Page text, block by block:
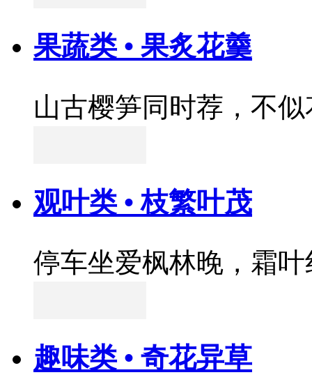
果蔬类 • 果炙花羹
山古樱笋同时荐，不
观叶类 • 枝繁叶茂
停车坐爱枫林晚，霜
趣味类 • 奇花异草